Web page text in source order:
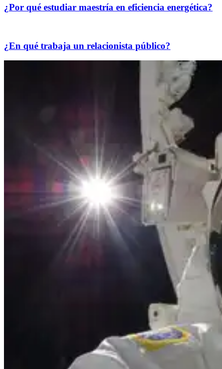
¿Por qué estudiar maestría en eficiencia energética?
¿En qué trabaja un relacionista público?